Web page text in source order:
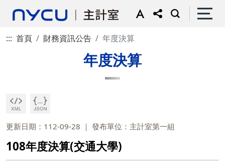
::: 首頁 財務資訊公告 年度決算
年度決算
更新日期：112-09-28 發布單位：主計室第一組
108年度決算(交通大學)